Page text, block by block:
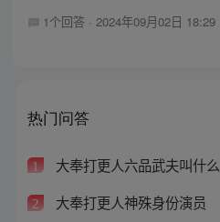
1个回答 · 2024年09月02日 18:29
热门问答
1 大奉打更人六品武夫叫什么
2 大奉打更人神殊身份演员